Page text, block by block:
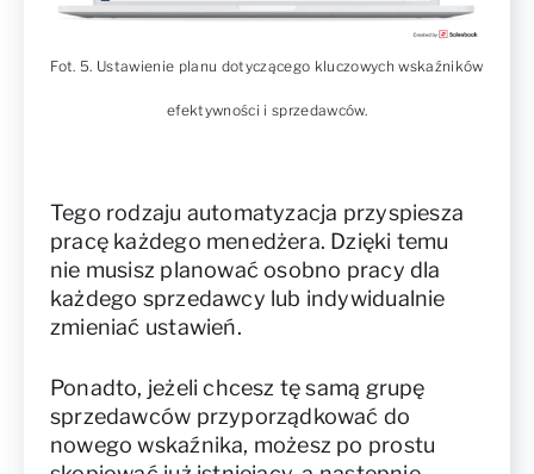
Fot. 5. Ustawienie planu dotyczącego kluczowych wskaźników
efektywności i sprzedawców.
Tego rodzaju automatyzacja przyspiesza
pracę każdego menedżera. Dzięki temu
nie musisz planować osobno pracy dla
każdego sprzedawcy lub indywidualnie
zmieniać ustawień.
Ponadto, jeżeli chcesz tę samą grupę
sprzedawców przyporządkować do
nowego wskaźnika, możesz po prostu